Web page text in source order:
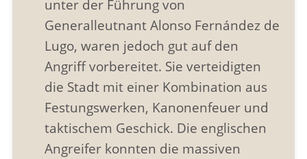
unter der Führung von
Generalleutnant Alonso Fernández de
Lugo, waren jedoch gut auf den
Angriff vorbereitet. Sie verteidigten
die Stadt mit einer Kombination aus
Festungswerken, Kanonenfeuer und
taktischem Geschick. Die englischen
Angreifer konnten die massiven